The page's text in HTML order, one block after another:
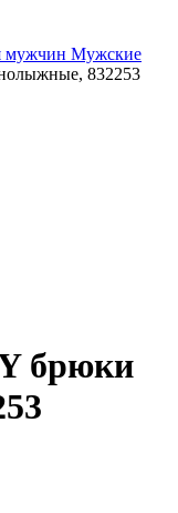
мужчин Мужские
832253
брюки